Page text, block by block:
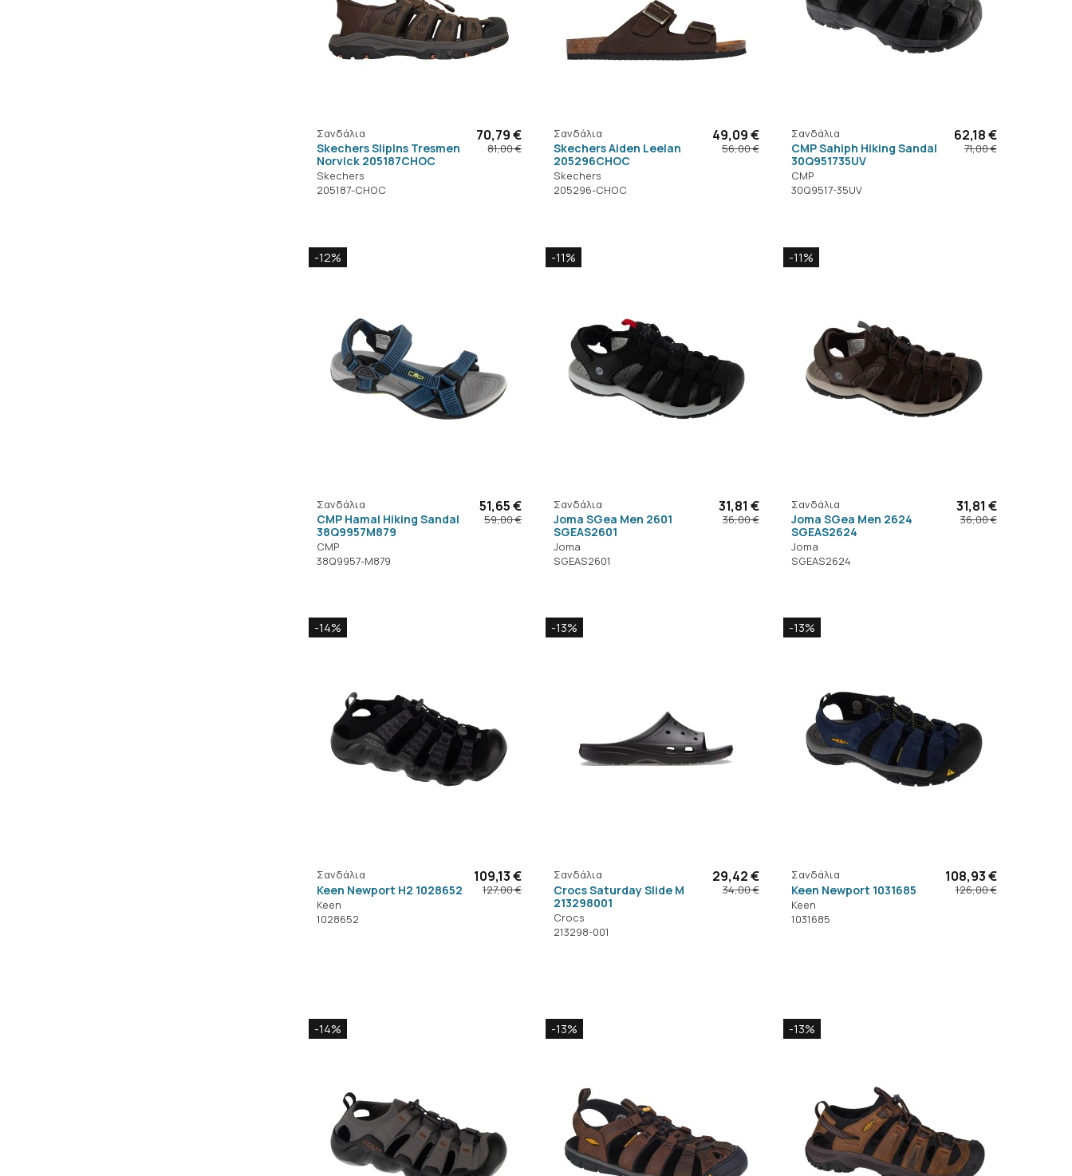
Σανδάλια
Skechers SlipIns Tresmen
Norvick 205187CHOC
Skechers
205187-CHOC
70,79 €
81,00 €
Σανδάλια
Skechers Aiden Leelan
205296CHOC
Skechers
205296-CHOC
49,09 €
56,00 €
Σανδάλια
CMP Sahiph Hiking Sandal
30Q951735UV
CMP
30Q9517-35UV
62,18 €
71,00 €
-12%
Σανδάλια
CMP Hamal Hiking Sandal
38Q9957M879
CMP
38Q9957-M879
51,65 €
59,00 €
-11%
Σανδάλια
Joma SGea Men 2601
SGEAS2601
Joma
SGEAS2601
31,81 €
36,00 €
-11%
Σανδάλια
Joma SGea Men 2624
SGEAS2624
Joma
SGEAS2624
31,81 €
36,00 €
-14%
Σανδάλια
Keen Newport H2 1028652
Keen
1028652
109,13 €
127,00 €
-13%
Σανδάλια
Crocs Saturday Slide M
213298001
Crocs
213298-001
29,42 €
34,00 €
-13%
Σανδάλια
Keen Newport 1031685
Keen
1031685
108,93 €
126,00 €
-14% -13% -13%